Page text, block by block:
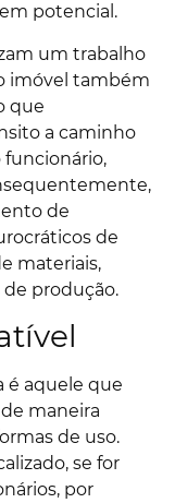
potencial.
um trabalho
imóvel também
que
a caminho
funcionário,
de
de
materiais,
de produção.
é aquele que
maneira
de uso.
se for
por